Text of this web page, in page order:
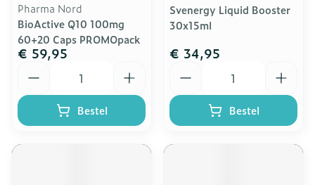
Pharma Nord
BioActive Q10 100mg
60+20 Caps PROMOpack
€ 59,95
Bestel
Svenergy Liquid Booster
30x15ml
€ 34,95
Bestel